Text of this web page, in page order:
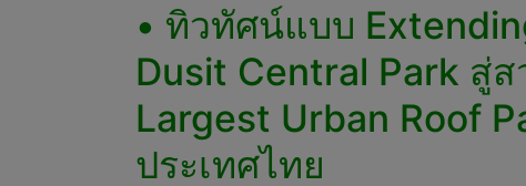
• ทิวทัศน์แบบ
Dusit Central Park สู่
Largest Urban Roof
ประเทศไทย